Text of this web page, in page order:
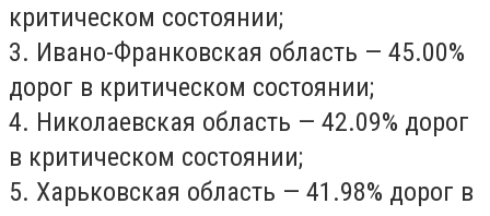
критическом состоянии;
3. Ивано-Франковская область — 45.00%
дорог в критическом состоянии;
4. Николаевская область — 42.09% дорог
в критическом состоянии;
5. Харьковская область — 41.98% дорог в